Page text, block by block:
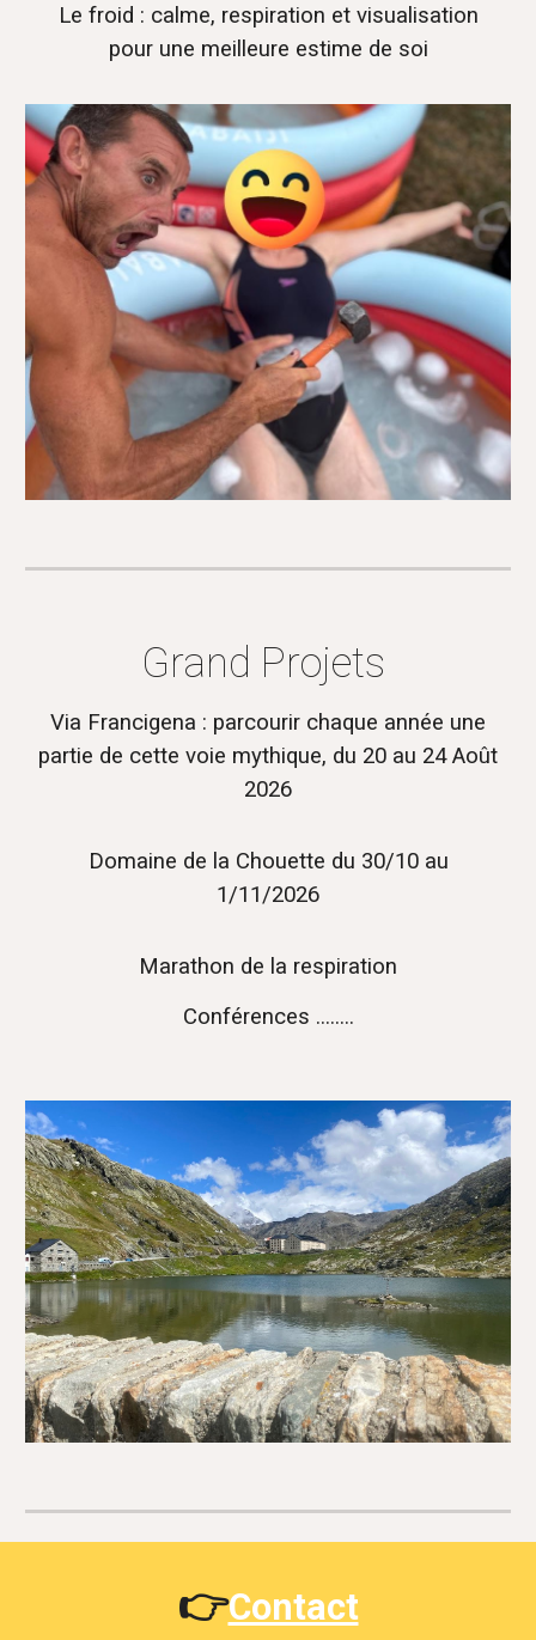
Le froid : calme, respiration et visualisation
pour une meilleure estime de soi
Grand Projets
Via Francigena : parcourir chaque année une
partie de cette voie mythique, du 20 au 24 Août
2026
Domaine de la Chouette du 30/10 au
1/11/2026
Marathon de la respiration
Conférences ........
👉Contact